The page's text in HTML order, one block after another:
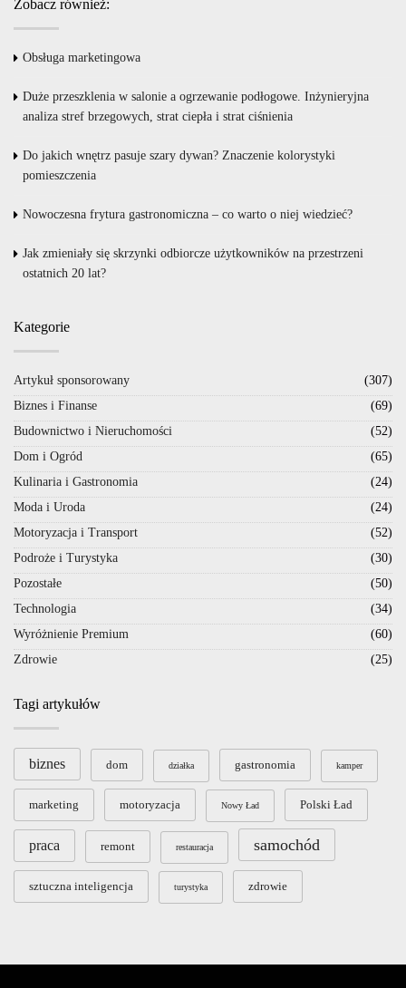
Zobacz również:
Obsługa marketingowa
Duże przeszklenia w salonie a ogrzewanie podłogowe. Inżynieryjna
analiza stref brzegowych, strat ciepła i strat ciśnienia
Do jakich wnętrz pasuje szary dywan? Znaczenie kolorystyki
pomieszczenia
Nowoczesna frytura gastronomiczna – co warto o niej wiedzieć?
Jak zmieniały się skrzynki odbiorcze użytkowników na przestrzeni
ostatnich 20 lat?
Kategorie
Artykuł sponsorowany
(307)
Biznes i Finanse
(69)
Budownictwo i Nieruchomości
(52)
Dom i Ogród
(65)
Kulinaria i Gastronomia
(24)
Moda i Uroda
(24)
Motoryzacja i Transport
(52)
Podroże i Turystyka
(30)
Pozostałe
(50)
Technologia
(34)
Wyróżnienie Premium
(60)
Zdrowie
(25)
Tagi artykułów
biznes dom działka gastronomia kamper
marketing motoryzacja Nowy Ład Polski Ład
praca remont restauracja samochód
sztuczna inteligencja turystyka zdrowie